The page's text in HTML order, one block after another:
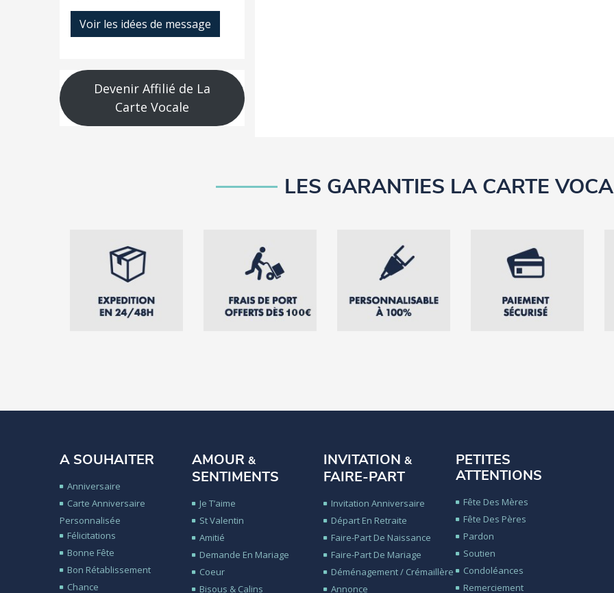
Voir les idées de message
Devenir Affilié de La
Carte Vocale
LES GARANTIES LA CARTE
A SOUHAITER
Anniversaire
Carte Anniversaire
Personnalisée
Félicitations
Bonne Fête
Bon Rétablissement
Chance
AMOUR &
SENTIMENTS
Je T’aime
St Valentin
Amitié
Demande En Mariage
Coeur
Bisous & Calins
INVITATION &
FAIRE-PART
Invitation Anniversaire
Départ En Retraite
Faire-Part De Naissance
Faire-Part De Mariage
Déménagement / Crémaillère
Annonce
PETITES
ATTENTIONS
Fête Des Mères
Fête Des Pères
Pardon
Soutien
Condoléances
Remerciement